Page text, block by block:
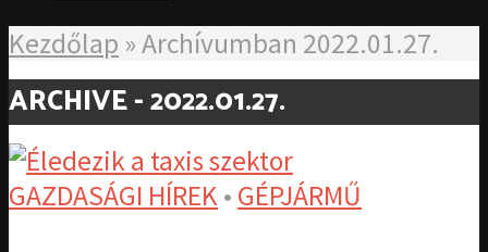
Kezdőlap »Archívumban 2022.01.27.
ARCHIVE - 2022.01.27.
GAZDASÁGI HÍREK• GÉPJÁRMŰ